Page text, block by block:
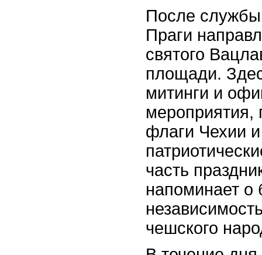
После
Праги
святого
площади.
митинги и
мероприятия,
флаги Чехии и
часть
напоминает о
чешского